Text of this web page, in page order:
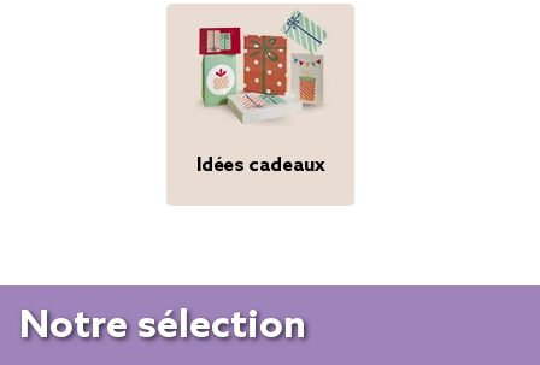
Idées cadeaux
Notre sélection